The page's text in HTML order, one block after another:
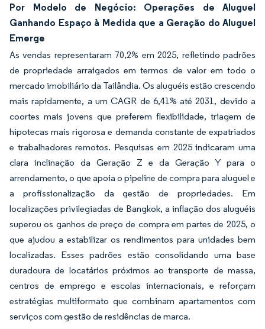
Por Modelo de Negócio: Operações de Aluguel
Ganhando Espaço à Medida que a Geração do Aluguel
Emerge
As vendas representaram 70,2% em 2025, refletindo padrões
de propriedade arraigados em termos de valor em todo o
mercado imobiliário da Tailândia. Os aluguéis estão crescendo
mais rapidamente, a um CAGR de 6,41% até 2031, devido a
coortes mais jovens que preferem flexibilidade, triagem de
hipotecas mais rigorosa e demanda constante de expatriados
e trabalhadores remotos. Pesquisas em 2025 indicaram uma
clara inclinação da Geração Z e da Geração Y para o
arrendamento, o que apoia o pipeline de compra para aluguel e
a profissionalização da gestão de propriedades. Em
localizações privilegiadas de Bangkok, a inflação dos aluguéis
superou os ganhos de preço de compra em partes de 2025, o
que ajudou a estabilizar os rendimentos para unidades bem
localizadas. Esses padrões estão consolidando uma base
duradoura de locatários próximos ao transporte de massa,
centros de emprego e escolas internacionais, e reforçam
estratégias multiformato que combinam apartamentos com
serviços com gestão de residências de marca.